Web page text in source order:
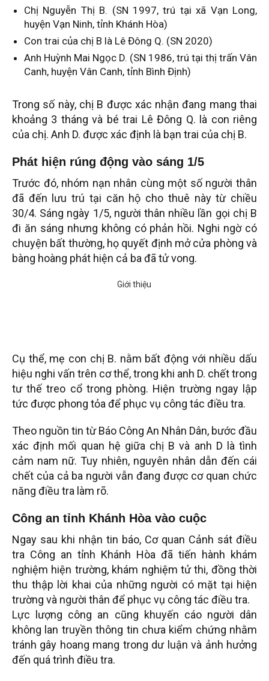
Chị Nguyễn Thị B. (SN 1997, trú tại xã Vạn Long,
huyện Vạn Ninh, tỉnh Khánh Hòa)
Con trai của chị B là Lê Đông Q. (SN 2020)
Anh Huỳnh Mai Ngọc D. (SN 1986, trú tại thị trấn Vân
Canh, huyện Vân Canh, tỉnh Bình Định)
Trong số này, chị B được xác nhận đang mang thai
khoảng 3 tháng và bé trai Lê Đông Q. là con riêng
của chị. Anh D. được xác định là bạn trai của chị B.
Phát hiện rúng động vào sáng 1/5
Trước đó, nhóm nạn nhân cùng một số người thân
đã đến lưu trú tại căn hộ cho thuê này từ chiều
30/4. Sáng ngày 1/5, người thân nhiều lần gọi chị B
đi ăn sáng nhưng không có phản hồi. Nghi ngờ có
chuyện bất thường, họ quyết định mở cửa phòng và
bàng hoàng phát hiện cả ba đã tử vong.
Cụ thể, mẹ con chị B. nằm bất động với nhiều dấu
hiệu nghi vấn trên cơ thể, trong khi anh D. chết trong
tư thế treo cổ trong phòng. Hiện trường ngay lập
tức được phong tỏa để phục vụ công tác điều tra.
Theo nguồn tin từ Báo Công An Nhân Dân, bước đầu
xác định mối quan hệ giữa chị B và anh D là tình
cảm nam nữ. Tuy nhiên, nguyên nhân dẫn đến cái
chết của cả ba người vẫn đang được cơ quan chức
năng điều tra làm rõ.
Công an tỉnh Khánh Hòa vào cuộc
Ngay sau khi nhận tin báo, Cơ quan Cảnh sát điều
tra Công an tỉnh Khánh Hòa đã tiến hành khám
nghiệm hiện trường, khám nghiệm tử thi, đồng thời
thu thập lời khai của những người có mặt tại hiện
trường và người thân để phục vụ công tác điều tra.
Lực lượng công an cũng khuyến cáo người dân
không lan truyền thông tin chưa kiểm chứng nhằm
tránh gây hoang mang trong dư luận và ảnh hưởng
đến quá trình điều tra.